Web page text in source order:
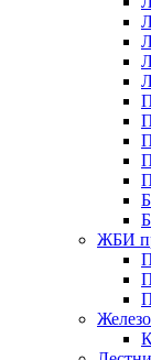
ЖБИ